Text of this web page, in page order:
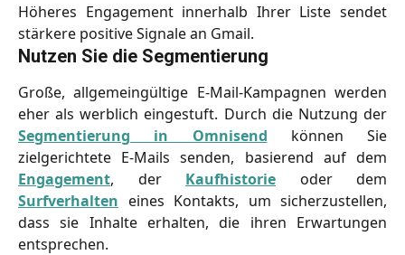
Höheres Engagement innerhalb Ihrer Liste sendet
stärkere positive Signale an Gmail.
Nutzen Sie die Segmentierung
Große, allgemeingültige E-Mail-Kampagnen werden
eher als werblich eingestuft. Durch die Nutzung der
Segmentierung in Omnisend können Sie
zielgerichtete E-Mails senden, basierend auf dem
Engagement, der Kaufhistorie oder dem
Surfverhalten eines Kontakts, um sicherzustellen,
dass sie Inhalte erhalten, die ihren Erwartungen
entsprechen.